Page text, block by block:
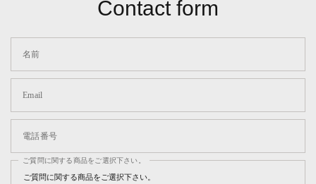
Contact form
名前
Email
電話番号
ご質問に関する商品をご選択下さい。